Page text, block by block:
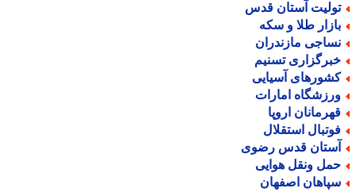
آستان قدس
طلا و سکه
مازندران
تسنیم
آسیایی
امارات
اروپا
استقلال
قدس رضوی
ونقل هوایی
اصفهان